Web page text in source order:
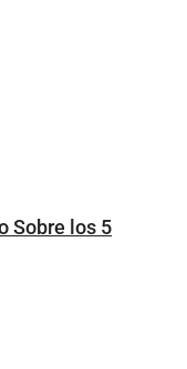
Sobre los 5